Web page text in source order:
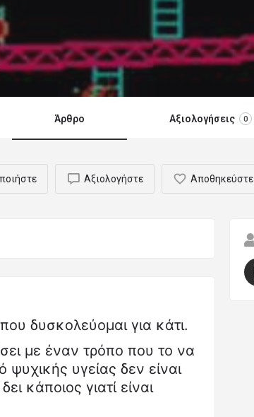
Άρθρο Αξιολογήσεις 0
Αξιολογήστε Αποθηκεύστε
δυσκολεύομαι για κάτι.
με έναν τρόπο που το να
υγείας δεν είναι
κάποιος γιατί είναι